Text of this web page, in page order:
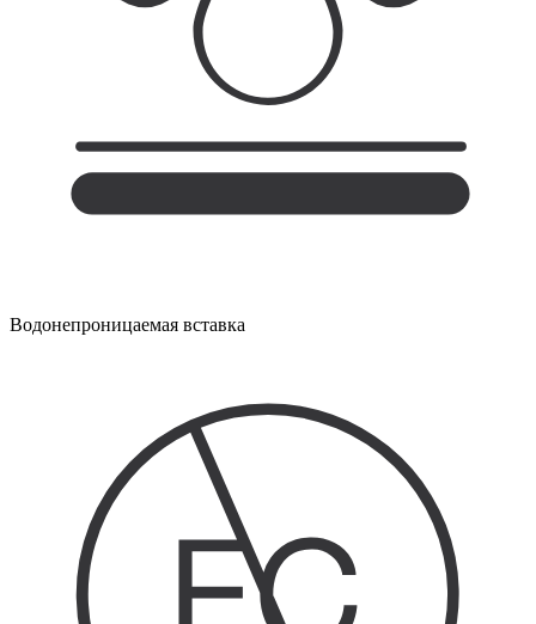
Водонепроницаемая вставка